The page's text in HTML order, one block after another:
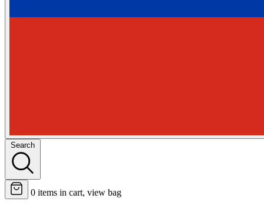
Search
0 items in cart, view bag